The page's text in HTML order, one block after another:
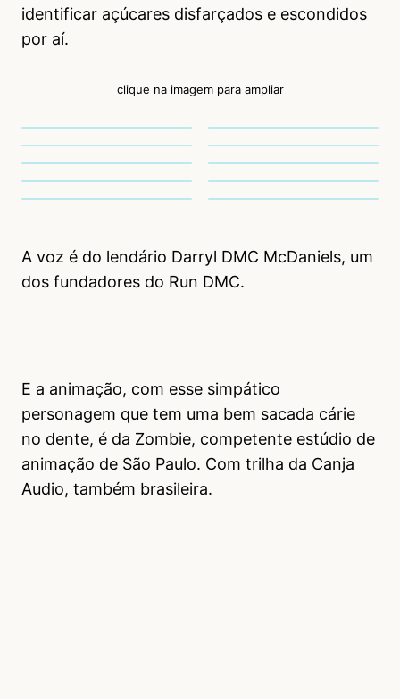
identificar açúcares disfarçados e escondidos
por aí.
clique na imagem para ampliar
A voz é do lendário Darryl DMC McDaniels, um
dos fundadores do Run DMC.
E a animação, com esse simpático
personagem que tem uma bem sacada cárie
no dente, é da Zombie, competente estúdio de
animação de São Paulo. Com trilha da Canja
Audio, também brasileira.